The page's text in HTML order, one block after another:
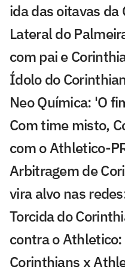
ida das oitavas da
Lateral do
com pai e
Ídolo do
Neo Química: 'O
Com time misto,
com o Athletico-
Arbitragem de
vira alvo nas
Torcida do
contra o
Corinthians x